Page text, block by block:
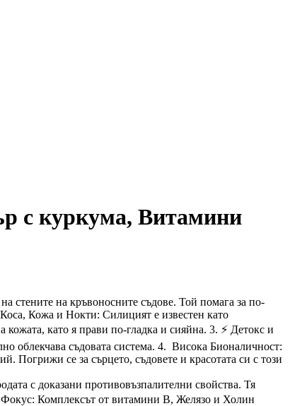
с куркума, Витамини
стените на кръвоносните съдове. Той помага за по-
Кожа и Нокти: Силицият е известен като
като я прави по-гладка и сияйна. 3. ⚡ Детокс и
облекчава съдовата система. 4. Висока Бионаличност:
Погрижи се за сърцето, съдовете и красотата си с този
с доказани противовъзпалителни свойства. Тя
Фокус: Комплексът от витамини B, Желязо и Холин